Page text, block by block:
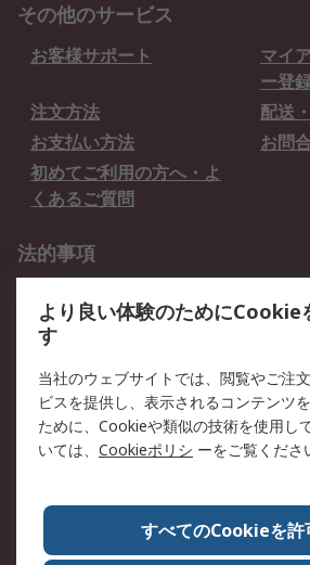
その他のサービス
お客様サポート
マイ
ー登
注文方法
配送
お支払い方法
お問
初めてご利用の方へ・よ
くあるご質問
法的事項
クッキーポリシー
RSについて
会社概要
採用
プレスリリース＆お知ら
コー
全世界のRS
RSの
ESGへの取り組み（英語）
認証
より良い体験のためにCookie
す
当社のウェブサイトでは、閲覧やご注
ビスを提供し、表示されるコンテンツ
ために、Cookieや類似の技術を使用し
いては、 Cookieポリシ ーをご覧くださ
すべてのCookieを許